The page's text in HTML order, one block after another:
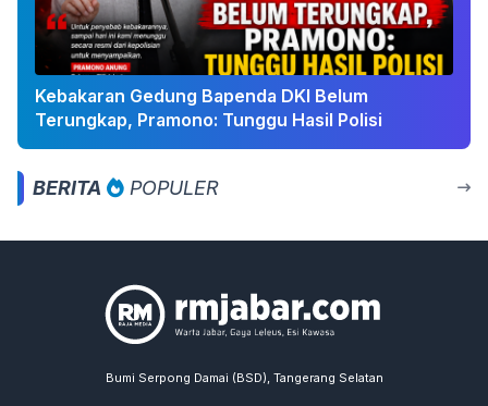
Kebakaran Gedung Bapenda DKI Belum
Terungkap, Pramono: Tunggu Hasil Polisi
BERITA POPULER
Bumi Serpong Damai (BSD), Tangerang Selatan